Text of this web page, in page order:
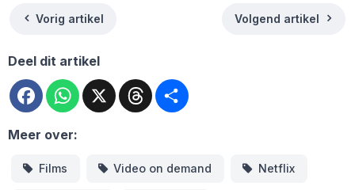
Vorig artikel Volgend artikel
Deel dit artikel
FacebookWhatsApp
X Threads
Meer over:
Films Video on demand Netflix